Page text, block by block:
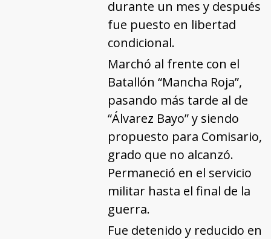
durante un mes y después
fue puesto en libertad
condicional.
Marchó al frente con el
Batallón “Mancha Roja”,
pasando más tarde al de
“Álvarez Bayo” y siendo
propuesto para Comisario,
grado que no alcanzó.
Permaneció en el servicio
militar hasta el final de la
guerra.
Fue detenido y reducido en